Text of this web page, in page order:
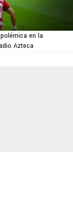
en la
Azteca